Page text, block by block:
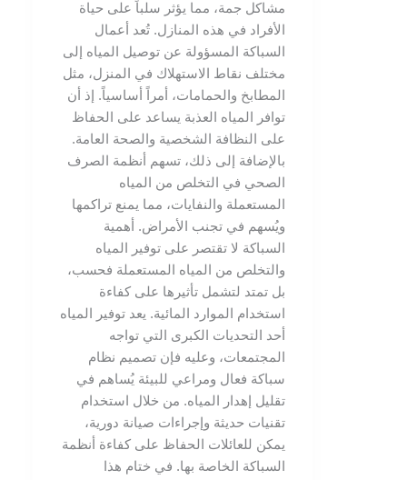
مشاكل جمة، مما يؤثر سلباً على حياة
الأفراد في هذه المنازل. تُعد أعمال
السباكة المسؤولة عن توصيل المياه إلى
مختلف نقاط الاستهلاك في المنزل، مثل
المطابخ والحمامات، أمراً أساسياً. إذ أن
توافر المياه العذبة يساعد على الحفاظ
على النظافة الشخصية والصحة العامة.
بالإضافة إلى ذلك، تسهم أنظمة الصرف
الصحي في التخلص من المياه
المستعملة والنفايات، مما يمنع تراكمها
ويُسهم في تجنب الأمراض. أهمية
السباكة لا تقتصر على توفير المياه
والتخلص من المياه المستعملة فحسب،
بل تمتد لتشمل تأثيرها على كفاءة
استخدام الموارد المائية. يعد توفير المياه
أحد التحديات الكبرى التي تواجه
المجتمعات، وعليه فإن تصميم نظام
سباكة فعال ومراعي للبيئة يُساهم في
تقليل إهدار المياه. من خلال استخدام
تقنيات حديثة وإجراءات صيانة دورية،
يمكن للعائلات الحفاظ على كفاءة أنظمة
السباكة الخاصة بها. في ختام هذا